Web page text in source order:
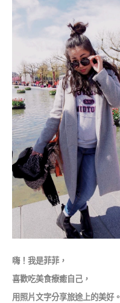
嗨！我是菲菲，
喜歡吃美食療癒自己，
用照片文字分享旅途上的美好。